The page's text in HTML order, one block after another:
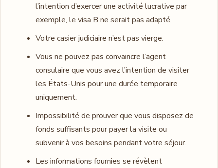
l’intention d’exercer une activité lucrative par
exemple, le visa B ne serait pas adapté.
Votre casier judiciaire n’est pas vierge.
Vous ne pouvez pas convaincre l’agent
consulaire que vous avez l’intention de visiter
les États-Unis pour une durée temporaire
uniquement.
Impossibilité de prouver que vous disposez de
fonds suffisants pour payer la visite ou
subvenir à vos besoins pendant votre séjour.
Les informations fournies se révèlent